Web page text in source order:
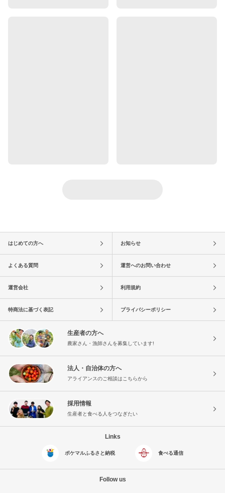
はじめての方へ お知らせ
よくある質問 運営へのお問い合わせ
運営会社 利用規約
特商法に基づく表記 プライバシーポリシー
生産者の方へ
農家さん・漁師さんを募集しています!
法人・自治体の方へ
アライアンスのご相談はこちらから
採用情報
生産者と食べる人をつなぎたい
Links
ポケマルふるさと納税 食べる通信
Follow us